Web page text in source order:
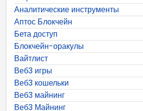
Аналитические инструменты
Аптос Блокчейн
Бета доступ
Блокчейн-оракулы
Вайтлист
Веб3 игры
Веб3 кошельки
Веб3 майнинг
Веб3 Майнинг